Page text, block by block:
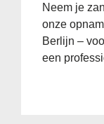
Neem je
onze
Berlijn –
een